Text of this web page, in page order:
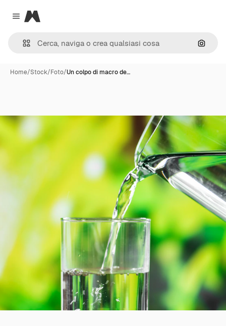
Close menu
Magnific
Cerca
Home/Stock/Foto/Un colpo di macro de…